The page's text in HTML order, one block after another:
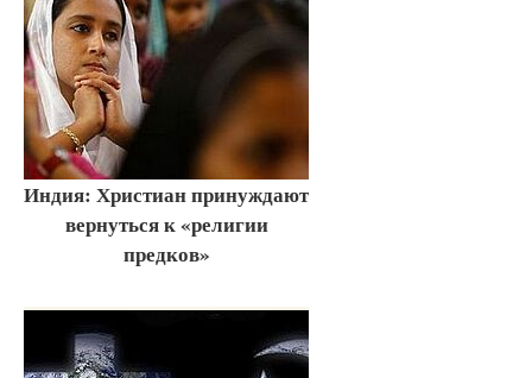
Индия: Христиан принуждают
вернуться к «религии
предков»